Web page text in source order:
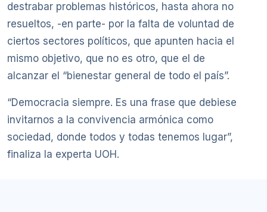
destrabar problemas históricos, hasta ahora no
resueltos, -en parte- por la falta de voluntad de
ciertos sectores políticos, que apunten hacia el
mismo objetivo, que no es otro, que el de
alcanzar el “bienestar general de todo el país”.
“Democracia siempre. Es una frase que debiese
invitarnos a la convivencia armónica como
sociedad, donde todos y todas tenemos lugar”,
finaliza la experta UOH.